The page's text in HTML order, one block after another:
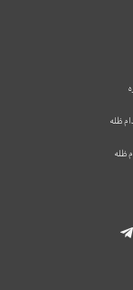
ظله
ظله
l